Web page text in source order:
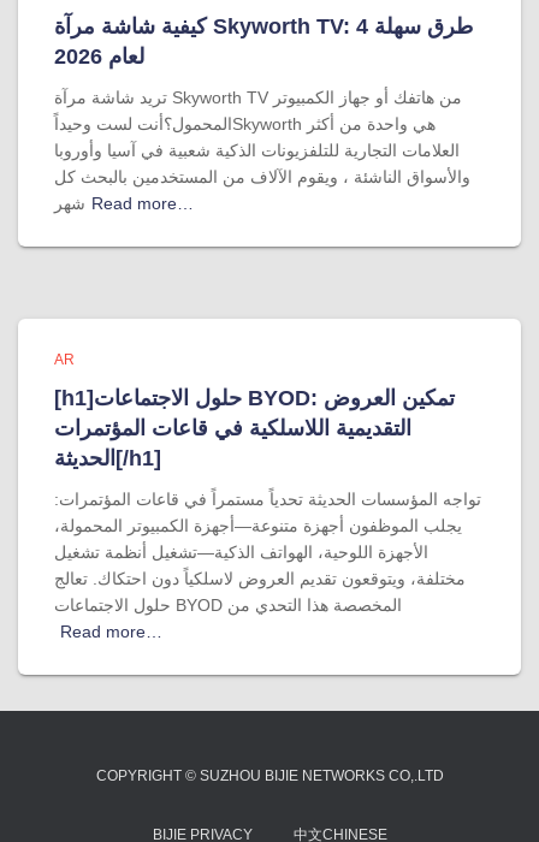
كيفية شاشة مرآة Skyworth TV: 4 طرق سهلة
لعام 2026
تريد شاشة مرآة Skyworth TV من هاتفك أو جهاز الكمبيوتر
المحمول؟أنت لست وحيداًSkyworth هي واحدة من أكثر
العلامات التجارية للتلفزيونات الذكية شعبية في آسيا وأوروبا
والأسواق الناشئة ، ويقوم الآلاف من المستخدمين بالبحث كل
شهر Read more…
AR
[h1]حلول الاجتماعات BYOD: تمكين العروض
التقديمية اللاسلكية في قاعات المؤتمرات
الحديثة[/h1]
تواجه المؤسسات الحديثة تحدياً مستمراً في قاعات المؤتمرات:
يجلب الموظفون أجهزة متنوعة—أجهزة الكمبيوتر المحمولة،
الأجهزة اللوحية، الهواتف الذكية—تشغيل أنظمة تشغيل
مختلفة، ويتوقعون تقديم العروض لاسلكياً دون احتكاك. تعالج
حلول الاجتماعات BYOD المخصصة هذا التحدي من
Read more…
COPYRIGHT © SUZHOU BIJIE NETWORKS CO,.LTD
BIJIE PRIVACY 中文CHINESE